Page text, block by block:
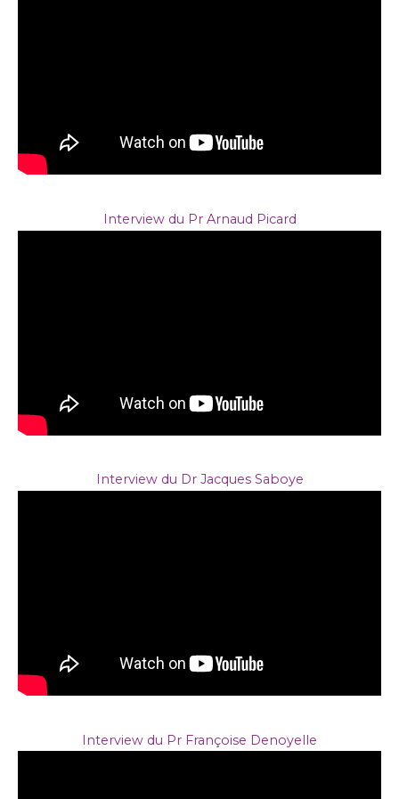
Interview du Pr Arnaud Picard
Interview du Dr Jacques Saboye
Interview du Pr Françoise Denoyelle